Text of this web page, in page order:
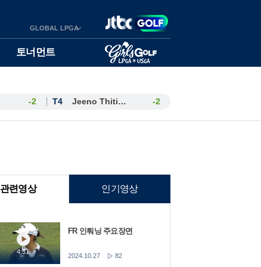
GLOBAL LPGA
토너먼트
-2 T4 Jeeno Thitikul -2
관련영상 인기영상
4:31
FR 인뤄닝 주요장면
2024.10.27 82